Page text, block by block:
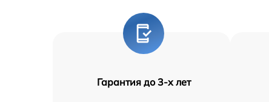
Гарантия до 3-х лет